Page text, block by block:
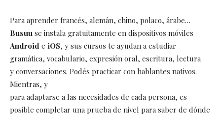
Para aprender francés, alemán, chino, polaco, árabe…
Busuu se instala gratuitamente en dispositivos móviles
Android e iOS, y sus cursos te ayudan a estudiar
gramática, vocabulario, expresión oral, escritura, lectura
y conversaciones. Podés practicar con hablantes nativos.
Mientras, y
para adaptarse a las necesidades de cada persona, es
posible completar una prueba de nivel para saber de dónde